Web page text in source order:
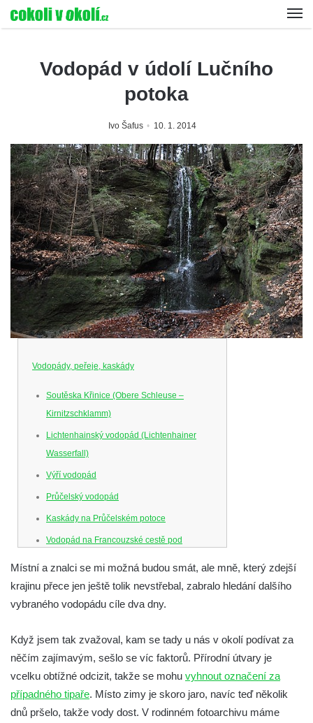
Vodopád v údolí Lučního
potoka
Ivo Šafus 10. 1. 2014
Vodopády, peřeje, kaskády
Soutěska Křinice (Obere Schleuse –
Kirnitzschklamm)
Lichtenhainský vodopád (Lichtenhainer
Wasserfall)
Výří vodopád
Průčelský vodopád
Kaskády na Průčelském potoce
Vodopád na Francouzské cestě pod
okraji Hřenska
Mattoniho vodopád na Ottově prameni v
Kyselce
Vodopád na Stříbrnickém potoku v Bertině
údolí
Místní a znalci se mi možná budou smát, ale mně, který zdejší
krajinu přece jen ještě tolik nevstřebal, zabralo hledání dalšího
vybraného vodopádu cíle dva dny.
Když jsem tak zvažoval, kam se tady u nás v okolí podívat za
něčím zajímavým, sešlo se víc faktorů. Přírodní útvary je
vcelku obtížné odcizit, takže se mohu vyhnout označení za
případného tipaře. Místo zimy je skoro jaro, navíc teď několik
dnů pršelo, takže vody dost. V rodinném fotoarchivu máme